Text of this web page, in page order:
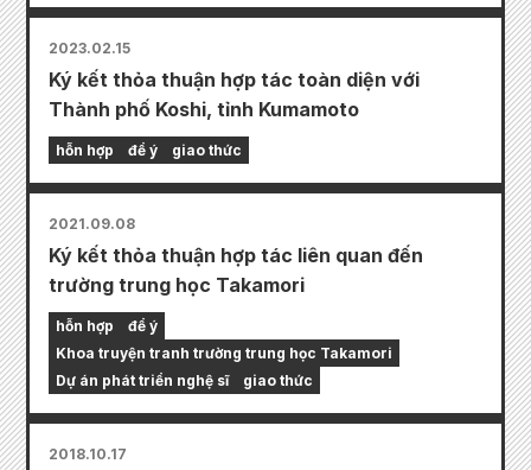
2023.02.15
Ký kết thỏa thuận hợp tác toàn diện với
Thành phố Koshi, tỉnh Kumamoto
hỗn hợp để ý giao thức
2021.09.08
Ký kết thỏa thuận hợp tác liên quan đến
trường trung học Takamori
hỗn hợp
để ý
Khoa truyện tranh trường trung học Takamori
Dự án phát triển nghệ sĩ
giao thức
2018.10.17